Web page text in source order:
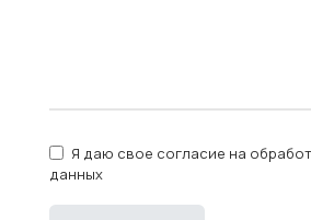
Я даю свое согласие на
данных